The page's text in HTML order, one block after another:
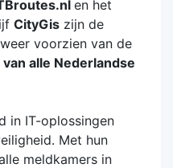
en het
CityGis zijn de
voorzien van de
alle Nederlandse
in IT-oplossingen
Met hun
meldkamers in